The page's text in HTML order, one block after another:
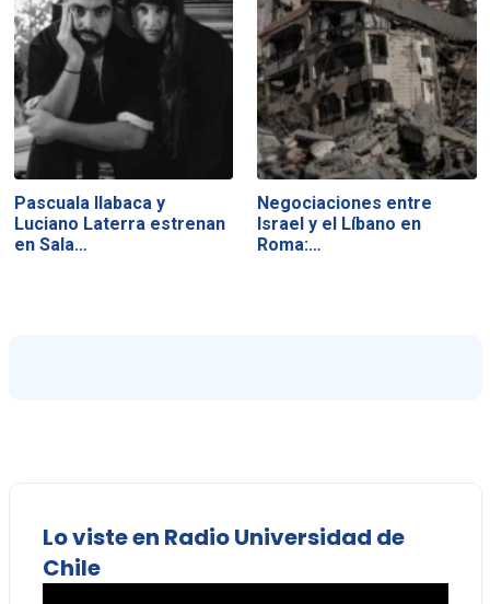
Pascuala Ilabaca y
Luciano Laterra estrenan
en Sala…
Negociaciones entre
Israel y el Líbano en
Roma:…
Lo viste en Radio Universidad de
Chile